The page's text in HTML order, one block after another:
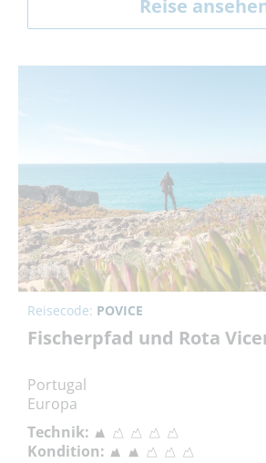
Reise
Reisecode: POVICE
Fischerpfad und Rota
Portugal
Europa
Technik:
Kondition: